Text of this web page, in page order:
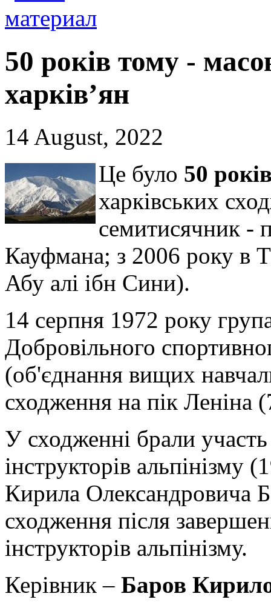
50 років тому -
харків’ян
14 August, 2022
Це було 50
харківських
семитисячник -
Кауфмана; з 2006 року в
Абу алі ібн Сини).
14 серпня 1972 року
Добровільного
(об'єднання вищих
сходження на пік Леніна
У сходженні брали
інструкторів альпінізму
Кирила Олександровича
сходження після
інструкторів альпінізму.
Керівник – Баров